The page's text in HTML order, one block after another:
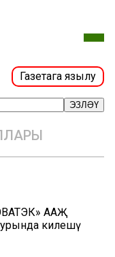
Газетага язылу
ЭЗЛӘҮ
ААҖ
килешү